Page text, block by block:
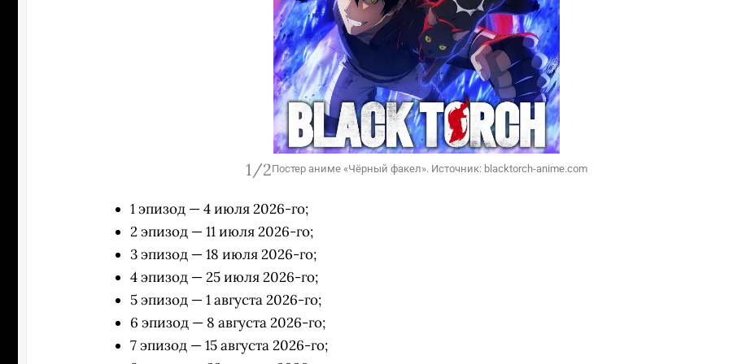
1/2Постер аниме «Чёрный факел». Источник: blacktorch-anime.com
1 эпизод — 4 июля 2026-го;
2 эпизод — 11 июля 2026-го;
3 эпизод — 18 июля 2026-го;
4 эпизод — 25 июля 2026-го;
5 эпизод — 1 августа 2026-го;
6 эпизод — 8 августа 2026-го;
7 эпизод — 15 августа 2026-го;